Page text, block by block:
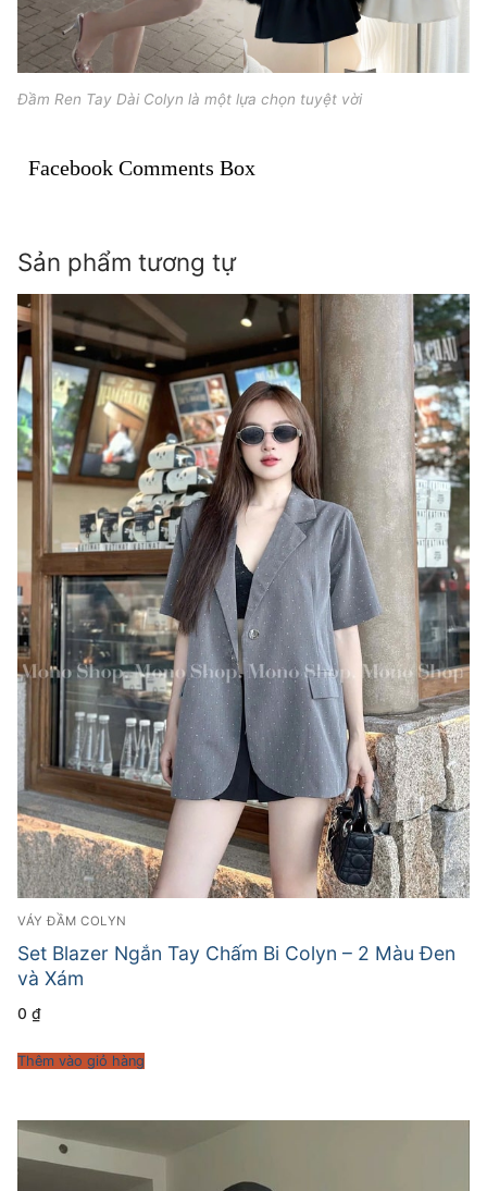
Đầm Ren Tay Dài Colyn là một lựa chọn tuyệt vời
Facebook Comments Box
Sản phẩm tương tự
VÁY ĐẦM COLYN
Set Blazer Ngắn Tay Chấm Bi Colyn – 2 Màu Đen
và Xám
0 ₫
Thêm vào giỏ hàng